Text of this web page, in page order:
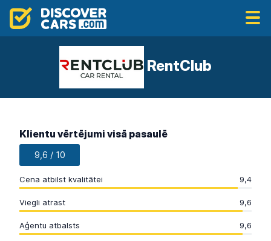
RentClub
Klientu vērtējumi visā pasaulē
9,6 / 10
Cena atbilst kvalitātei 9,4
Viegli atrast 9,6
Aģentu atbalsts 9,6